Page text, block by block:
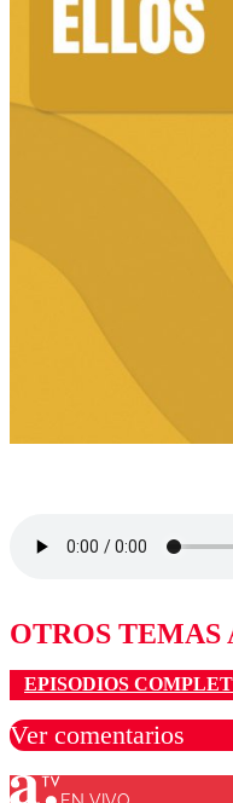
OTROS TEMAS
EPISODIOS
Ver comentarios